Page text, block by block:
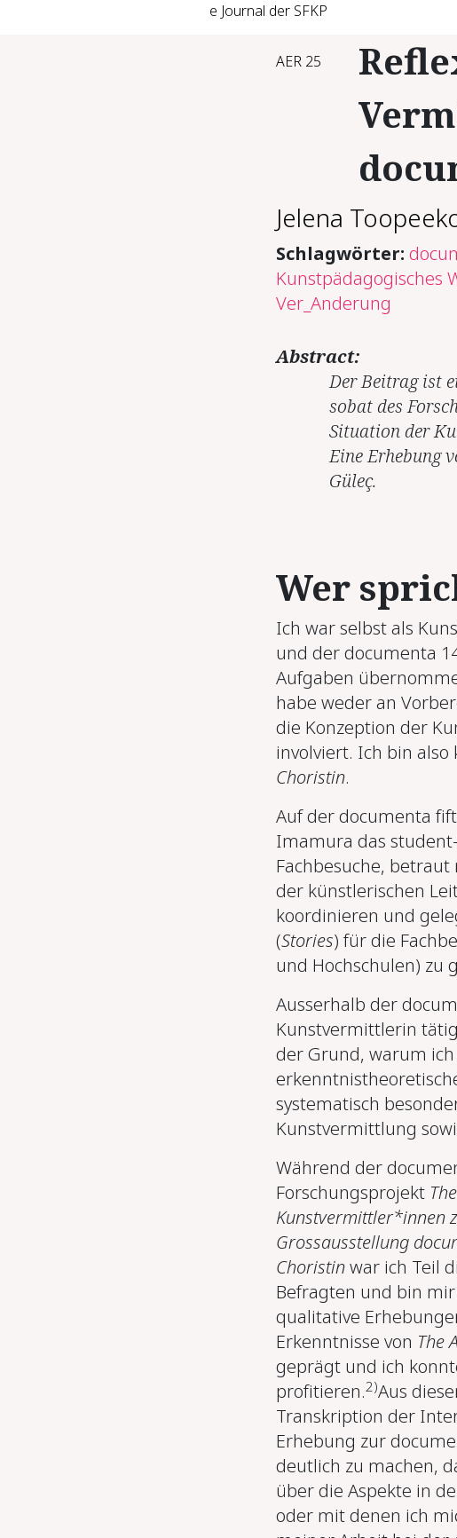
e Journal der SFKP
AER 25
Jelena
Schlagwörter:
Kunstpädagogisches
Ver_Anderung
Abstract:
Der Beitrag ist
sobat des
Situation der
Eine Erhebung
Güleç.
Wer
Ich war selbst als
und der documenta
Aufgaben
habe weder an
die Konzeption der
involviert. Ich bin also
Choristin.
Auf der documenta
Imamura das
Fachbesuche,
der künstlerischen
koordinieren und
(Stories) für die
und Hochschulen) zu
Ausserhalb der
Kunstvermittlerin
der Grund, warum
systematisch
Kunstvermittlung
Während der
Forschungsprojekt
Kunstvermittler*innen
Grossausstellung
Choristinwar ich Teil
Befragten und bin
qualitative
Erkenntnisse von The
geprägt und ich
profitieren.2)Aus
Transkription der
Erhebung zur
deutlich zu machen,
über die Aspekte in
oder mit denen ich